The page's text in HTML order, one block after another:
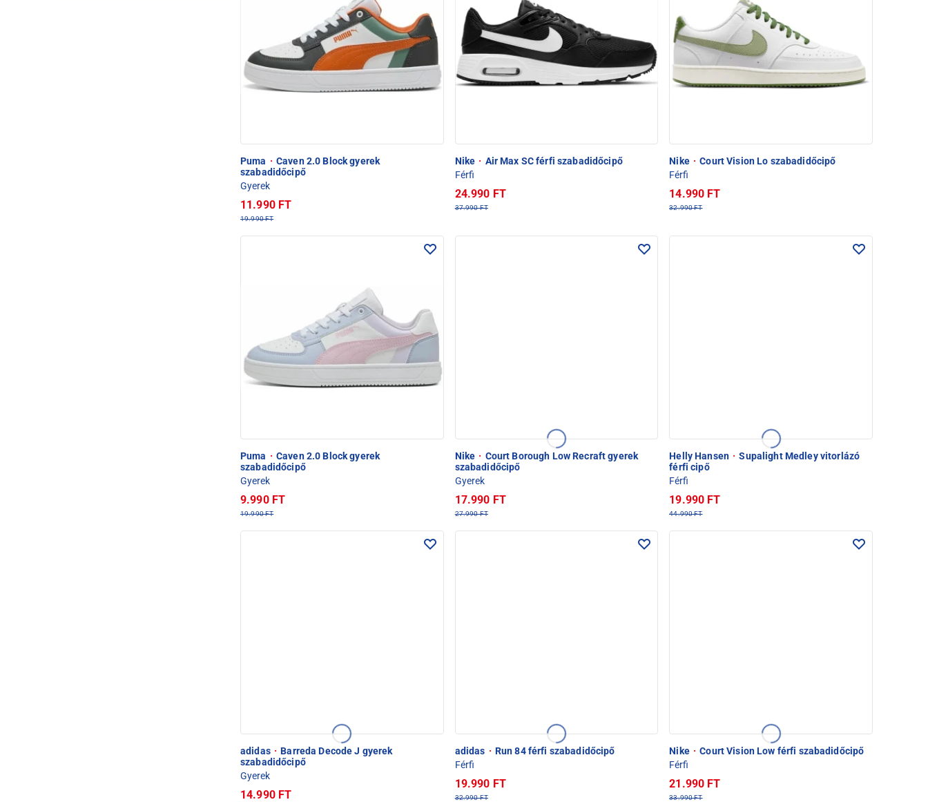
Puma · Caven 2.0 Block gyerek
szabadidőcipő
Gyerek
11.990 FT
19.990 FT
Nike · Air Max SC férfi szabadidőcipő
Férfi
24.990 FT
37.990 FT
Nike · Court Vision Lo szabadidőcipő
Férfi
14.990 FT
32.990 FT
Puma · Caven 2.0 Block gyerek
szabadidőcipő
Gyerek
9.990 FT
19.990 FT
Nike · Court Borough Low Recraft gyerek
szabadidőcipő
Gyerek
17.990 FT
27.990 FT
Helly Hansen · Supalight Medley vitorlázó
férfi cipő
Férfi
19.990 FT
44.990 FT
adidas · Barreda Decode J gyerek
szabadidőcipő
Gyerek
14.990 FT
adidas · Run 84 férfi szabadidőcipő
Férfi
19.990 FT
32.990 FT
Nike · Court Vision Low férfi szabadidőcipő
Férfi
21.990 FT
33.990 FT